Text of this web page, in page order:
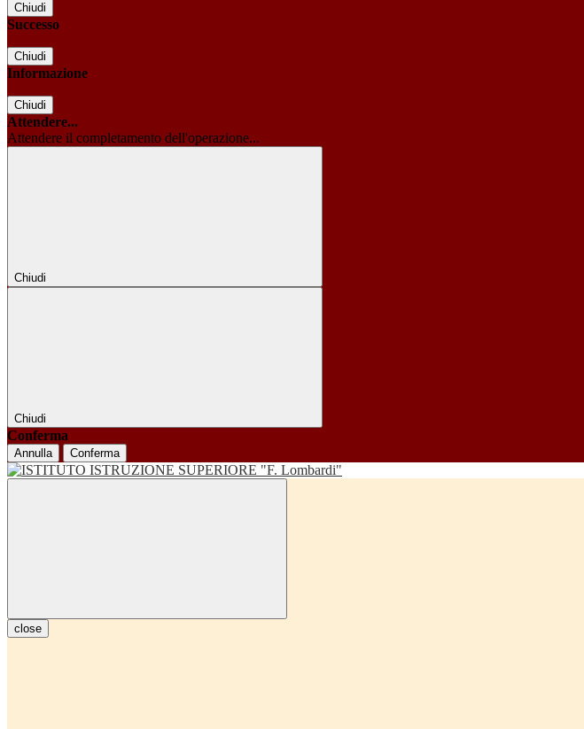
Chiudi
Successo
Chiudi
Informazione
Chiudi
Attendere...
Attendere il completamento dell'operazione...
Chiudi
Chiudi
Conferma
Annulla Conferma
close